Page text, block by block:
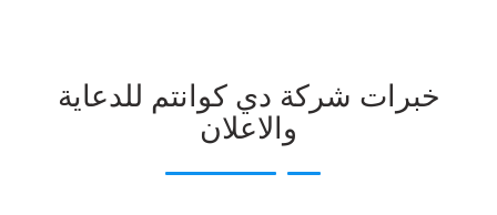
خبرات شركة دي كوانتم للدعاية
والاعلان